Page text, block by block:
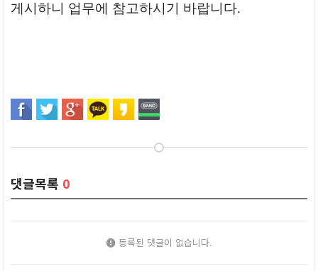
게시하니 업무에 참고하시기 바랍니다.
댓글목록 0
등록된 댓글이 없습니다.